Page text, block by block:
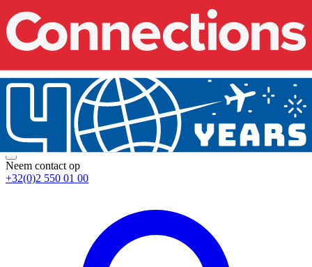
Neem contact op
+32(0)2 550 01 00